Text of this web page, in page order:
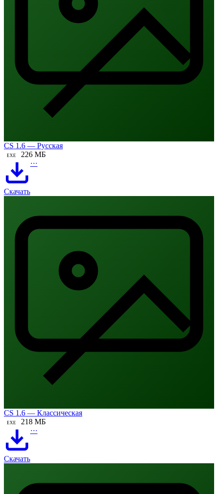
CS 1.6 — Русская
EXE 226 МБ
Скачать
···
CS 1.6 — Классическая
EXE 218 МБ
Скачать
···